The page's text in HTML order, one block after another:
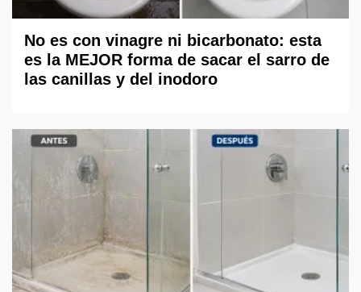
No es con vinagre ni bicarbonato: esta
es la MEJOR forma de sacar el sarro de
las canillas y del inodoro